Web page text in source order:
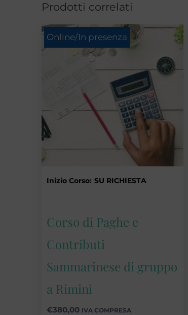
Prodotti correlati
Inizio Corso: SU RICHIESTA
Online/In presenza
Corso di Paghe e
Contributi
Sammarinese di gruppo
a Rimini
€380,00 IVA COMPRESA